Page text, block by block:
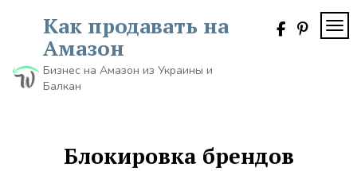
Как продавать на
Амазон
Бизнес на Амазон из Украины и
Балкан
Блокировка брендов